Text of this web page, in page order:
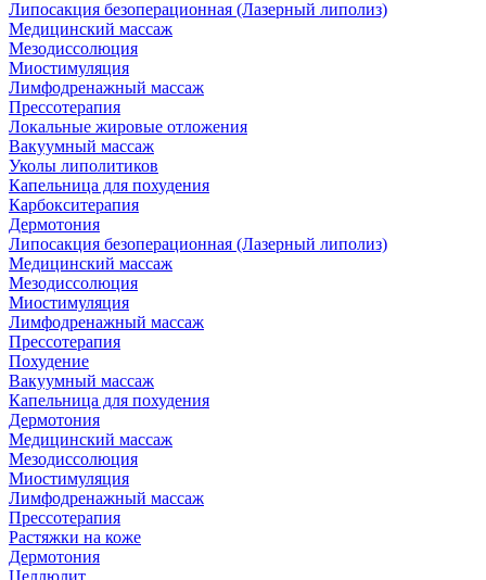
Липосакция безоперационная (Лазерный липолиз)
Медицинский массаж
Мезодиссолюция
Миостимуляция
Лимфодренажный массаж
Прессотерапия
Локальные жировые отложения
Вакуумный массаж
Уколы липолитиков
Капельница для похудения
Карбокситерапия
Дермотония
Липосакция безоперационная (Лазерный липолиз)
Медицинский массаж
Мезодиссолюция
Миостимуляция
Лимфодренажный массаж
Прессотерапия
Похудение
Вакуумный массаж
Капельница для похудения
Дермотония
Медицинский массаж
Мезодиссолюция
Миостимуляция
Лимфодренажный массаж
Прессотерапия
Растяжки на коже
Дермотония
Целлюлит